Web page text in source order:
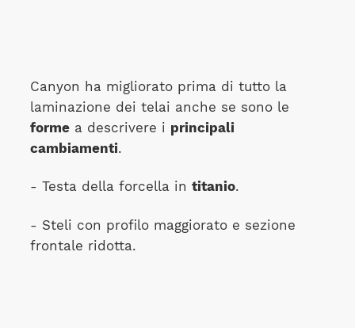
Canyon ha migliorato prima di tutto la
laminazione dei telai anche se sono le
formea descrivere i principali
cambiamenti.
- Testa della forcella in titanio.
- Steli con profilo maggiorato e sezione
frontale ridotta.